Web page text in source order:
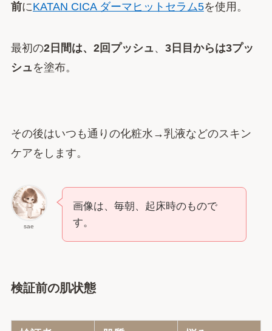
前にKATAN CICA ダーマヒットセラム5を使用。
最初の2日間は、2回プッシュ、 3日目からは3プッ
シュを塗布。
その後はいつも通りの化粧水→乳液などのスキン
ケアをします。
sae
画像は、毎朝、起床時のもので
す。
検証前の肌状態